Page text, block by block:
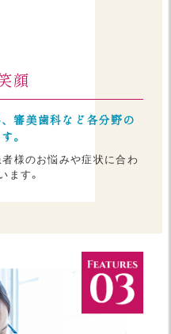
顔
審美歯科など各分野の
。
様のお悩みや症状に合わ
ます。